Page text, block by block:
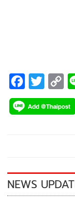
F
ac
e
k
T
wi
tt
C
o
p
k
NEWS